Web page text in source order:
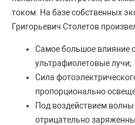
током. На базе собственных
Григорьевич Столетов
Самое большое влияние
ультрафиолетовые лучи;
Сила
пропорционально
Под воздействием
отрицательно